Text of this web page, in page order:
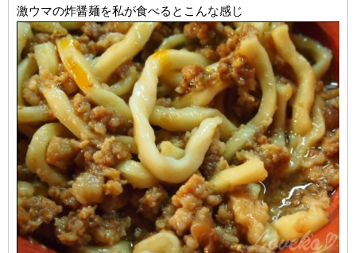
激ウマの炸醤麺を私が食べるとこんな感じ